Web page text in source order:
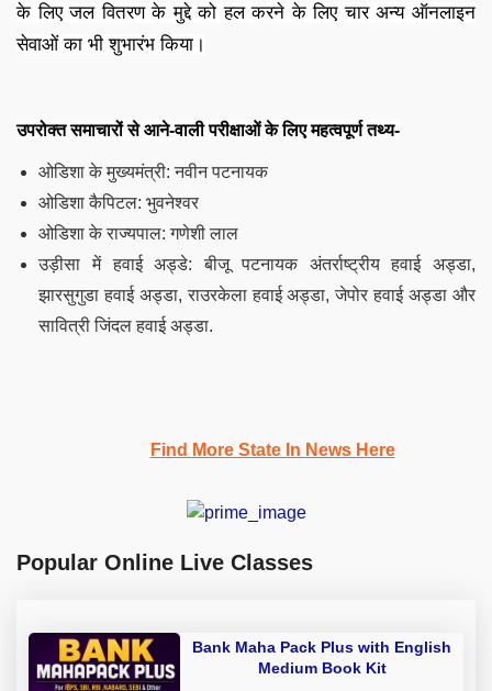
के लिए जल वितरण के मुद्दे को हल करने के लिए चार अन्य ऑनलाइन
सेवाओं का भी शुभारंभ किया।
उपरोक्त समाचारों से आने-वाली परीक्षाओं के लिए महत्वपूर्ण तथ्य-
ओडिशा के मुख्यमंत्री: नवीन पटनायक
ओडिशा कैपिटल: भुवनेश्वर
ओडिशा के राज्यपाल: गणेशी लाल
उड़ीसा में हवाई अड्डे: बीजू पटनायक अंतर्राष्ट्रीय हवाई अड्डा,
झारसुगुडा हवाई अड्डा, राउरकेला हवाई अड्डा, जेपोर हवाई अड्डा और
सावित्री जिंदल हवाई अड्डा.
Find More State In News Here
Popular Online Live Classes
Bank Maha Pack Plus with English
Medium Book Kit